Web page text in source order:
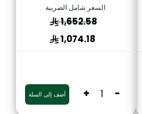
السعر شامل الضريبة
1,652.58
1,074.18
-
+ أضف إلى السلة